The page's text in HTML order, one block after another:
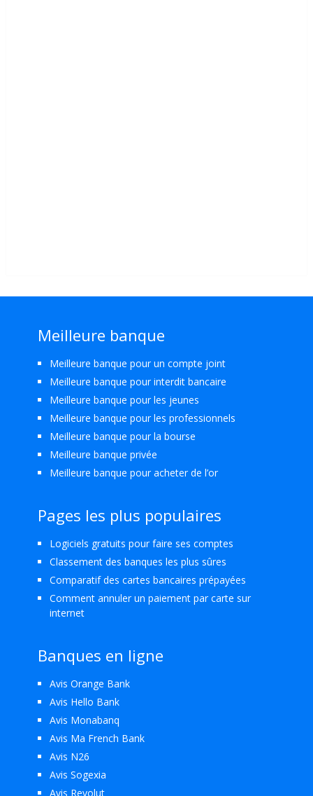
Meilleure banque
Meilleure banque pour un compte joint
Meilleure banque pour interdit bancaire
Meilleure banque pour les jeunes
Meilleure banque pour les professionnels
Meilleure banque pour la bourse
Meilleure banque privée
Meilleure banque pour acheter de l’or
Pages les plus populaires
Logiciels gratuits pour faire ses comptes
Classement des banques les plus sûres
Comparatif des cartes bancaires prépayées
Comment annuler un paiement par carte sur
internet
Banques en ligne
Avis Orange Bank
Avis Hello Bank
Avis Monabanq
Avis Ma French Bank
Avis N26
Avis Sogexia
Avis Revolut